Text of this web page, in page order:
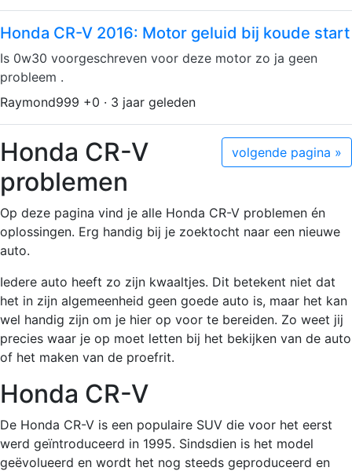
Honda CR-V 2016: Motor geluid bij koude start
Is 0w30 voorgeschreven voor deze motor zo ja geen
probleem .
Raymond999 +0 · 3 jaar geleden
volgende pagina »
Honda CR-V
problemen
Op deze pagina vind je alle Honda CR-V problemen én
oplossingen. Erg handig bij je zoektocht naar een nieuwe
auto.
Iedere auto heeft zo zijn kwaaltjes. Dit betekent niet dat
het in zijn algemeenheid geen goede auto is, maar het kan
wel handig zijn om je hier op voor te bereiden. Zo weet jij
precies waar je op moet letten bij het bekijken van de auto
of het maken van de proefrit.
Honda CR-V
De Honda CR-V is een populaire SUV die voor het eerst
werd geïntroduceerd in 1995. Sindsdien is het model
geëvolueerd en wordt het nog steeds geproduceerd en